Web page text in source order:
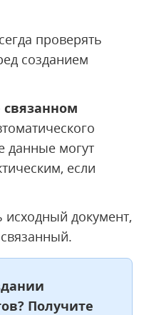
проверять
созданием
данные могут
если
исходный документ,
Получите